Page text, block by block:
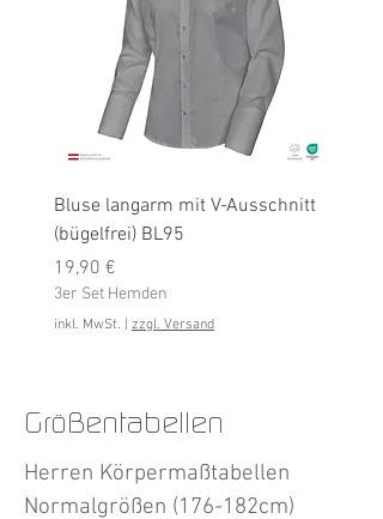
Bluse langarm mit V-Ausschnitt
(bügelfrei) BL95
Preis
19,90 €
3er Set Hemden
inkl. MwSt. zzgl. Versand
Größentabellen
Herren Körpermaßtabellen
Normalgrößen (176-182cm)